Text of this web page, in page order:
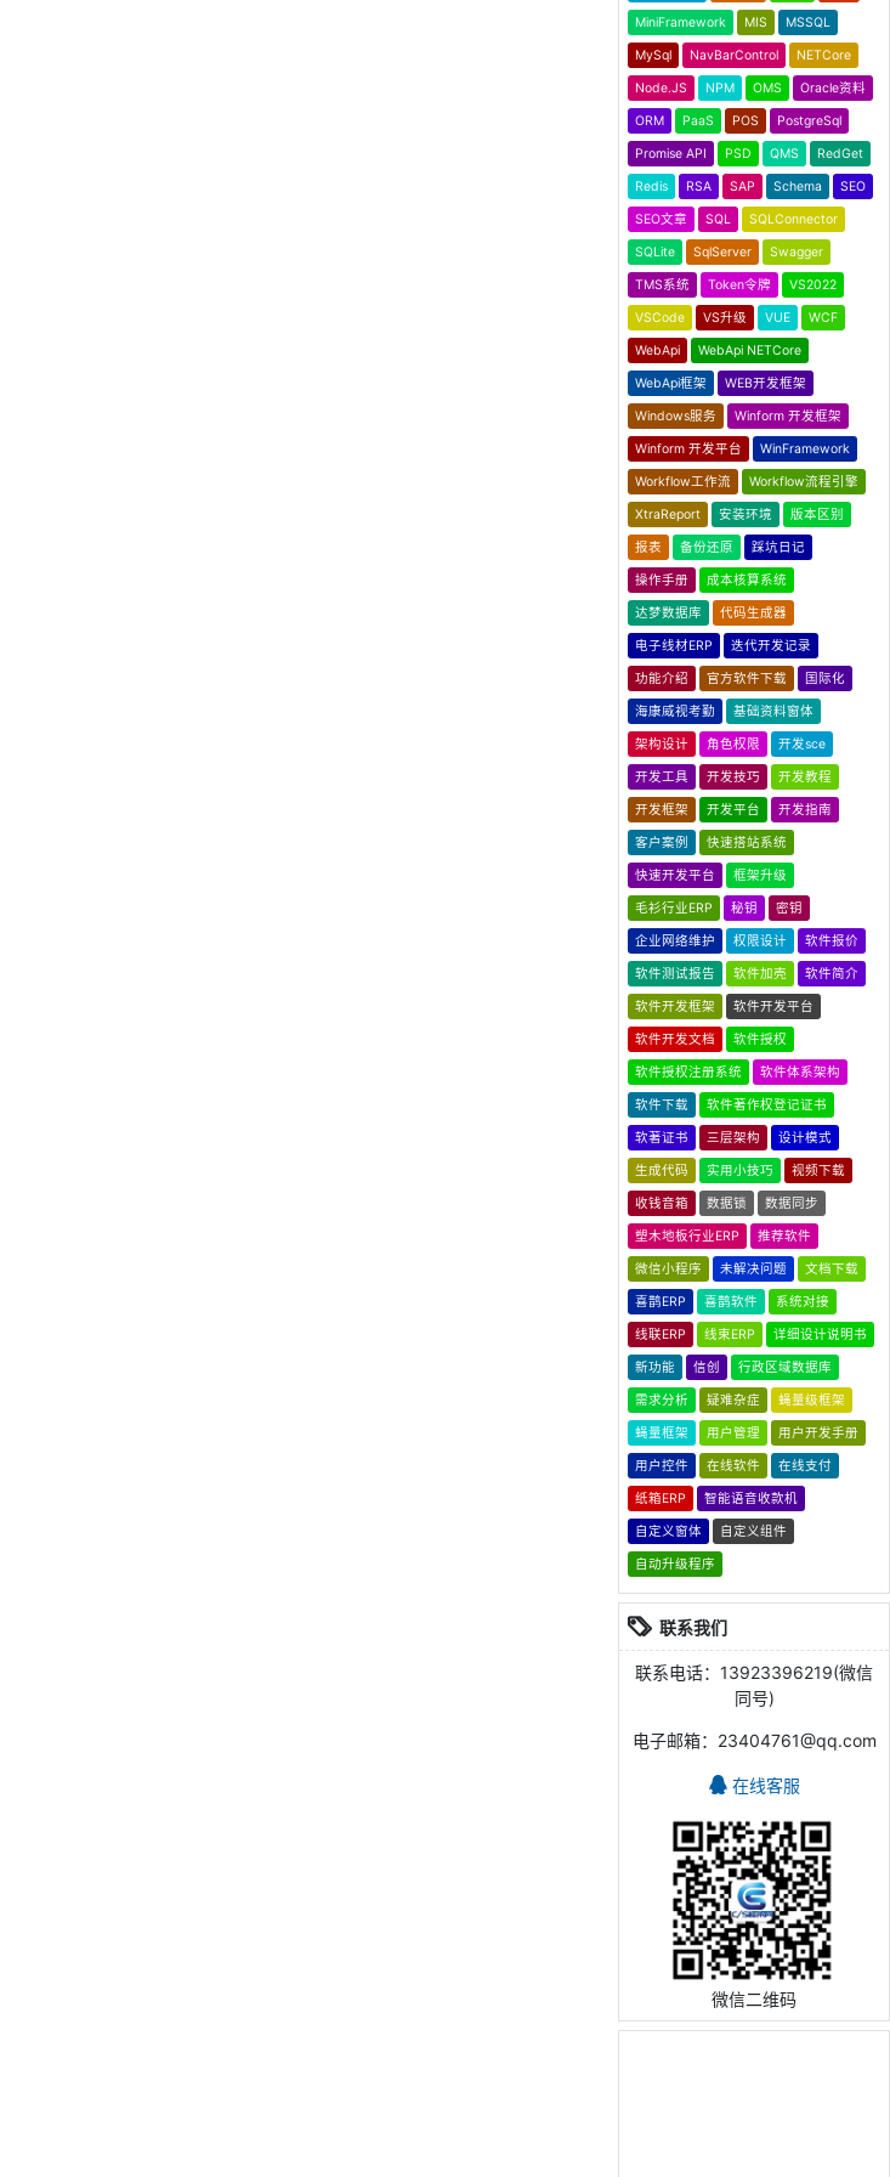
MiniFramework MIS MSSQL
MySql NavBarControl NETCore
Node.JS NPM OMS Oracle资料
ORM PaaS POS PostgreSql
Promise API PSD QMS RedGet
Redis RSA SAP Schema SEO
SEO文章 SQL SQLConnector
SQLite SqlServer Swagger
TMS系统 Token令牌 VS2022
VSCode VS升级 VUE WCF
WebApi WebApi NETCore
WebApi框架 WEB开发框架
Windows服务 Winform 开发框架
Winform 开发平台 WinFramework
Workflow工作流 Workflow流程引擎
XtraReport 安装环境 版本区别
报表 备份还原 踩坑日记
操作手册 成本核算系统
达梦数据库 代码生成器
电子线材ERP 迭代开发记录
功能介绍 官方软件下载 国际化
海康威视考勤 基础资料窗体
架构设计 角色权限 开发sce
开发工具 开发技巧 开发教程
开发框架 开发平台 开发指南
客户案例 快速搭站系统
快速开发平台 框架升级
毛衫行业ERP 秘钥 密钥
企业网络维护 权限设计 软件报价
软件测试报告 软件加壳 软件简介
软件开发框架 软件开发平台
软件开发文档 软件授权
软件授权注册系统 软件体系架构
软件下载 软件著作权登记证书
软著证书 三层架构 设计模式
生成代码 实用小技巧 视频下载
收钱音箱 数据锁 数据同步
塑木地板行业ERP 推荐软件
微信小程序 未解决问题 文档下载
喜鹊ERP 喜鹊软件 系统对接
线联ERP 线束ERP 详细设计说明书
新功能 信创 行政区域数据库
需求分析 疑难杂症 蝇量级框架
蝇量框架 用户管理 用户开发手册
用户控件 在线软件 在线支付
纸箱ERP 智能语音收款机
自定义窗体 自定义组件
自动升级程序
联系我们
联系电话：13923396219(微信
同号)
电子邮箱：23404761@qq.com
在线客服
微信二维码